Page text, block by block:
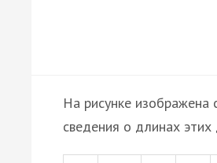
На рисунке изображена
сведения о длинах